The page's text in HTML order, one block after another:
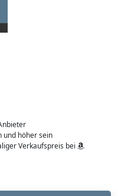
und höher sein
Verkaufspreis bei